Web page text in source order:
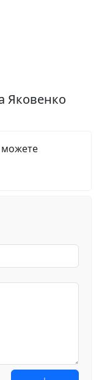
Яковенко
можете